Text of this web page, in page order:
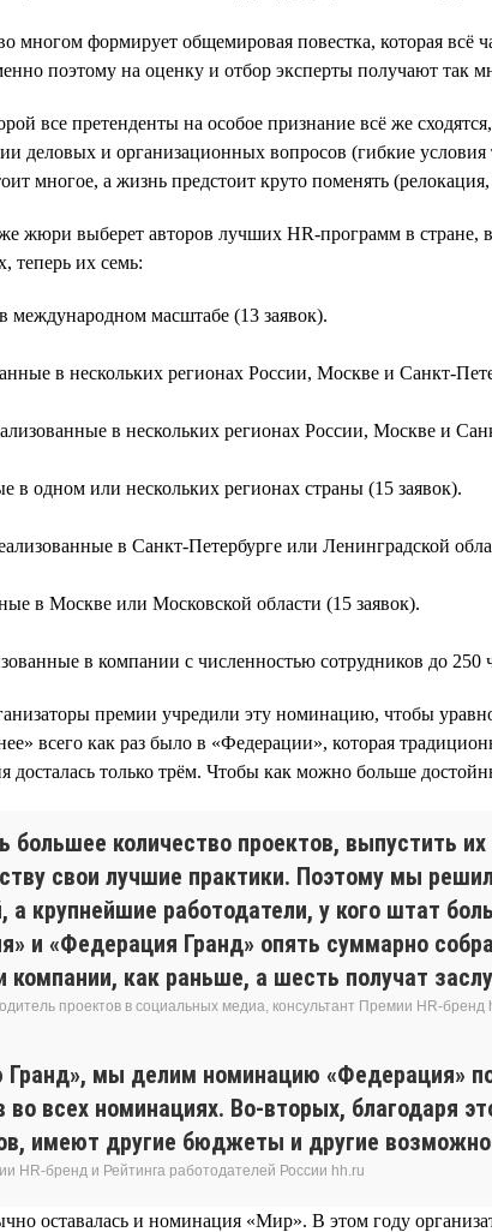
многом формирует общемировая повестка, которая
поэтому на оценку и отбор эксперты получают
все претенденты на особое признание всё же
деловых и организационных вопросов (гибкие
многое, а жизнь предстоит круто поменять
жюри выберет авторов лучших HR-программ в стране,
теперь их семь:
масштабе (13 заявок).
в нескольких регионах России, Москве и Санкт-
в нескольких регионах России, Москве и
в одном или нескольких регионах страны (15 заявок).
в Санкт-Петербурге или Ленинградской
в Москве или Московской области (15 заявок).
в компании с численностью сотрудников до
премии учредили эту номинацию, чтобы
всего как раз было в «Федерации», которая
только трём. Чтобы как можно больше
большее количество проектов, выпустить
свои лучшие практики. Поэтому мы
а крупнейшие работодатели, у кого штат
и «Федерация Гранд» опять суммарно
компании, как раньше, а шесть получат
проектов в социальных медиа, консультант Премии HR-бренд
мы делим номинацию «Федерация»
во всех номинациях. Во-вторых,
имеют другие бюджеты и другие
HR-бренд и Рейтинга работодателей России hh.ru
оставалась и номинация «Мир». В этом году